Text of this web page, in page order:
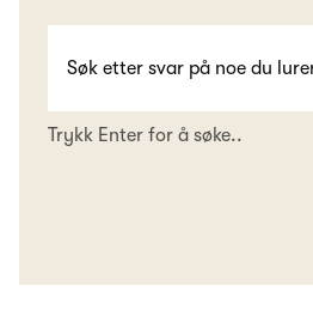
Trykk Enter for å søke..